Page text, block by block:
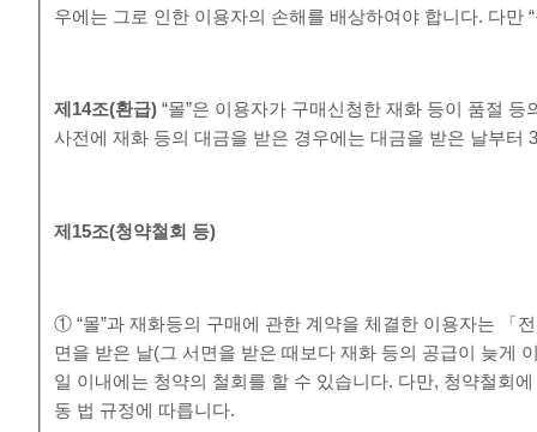
우에는 그로 인한 이용자의 손해를 배상하여야 합니다. 다만
제 14조(환급)“몰”은 이용자가 구매신청한 재화 등이 품절
사전에 재화 등의 대금을 받은 경우에는 대금을 받은 날부
제15조(청약철회 등)
① “몰”과 재화등의 구매에 관한 계약을 체결한 이용자는 「
면을 받은 날(그 서면을 받은 때보다 재화 등의 공급이 늦게
일 이내에는 청약의 철회를 할 수 있습니다. 다만, 청약철회
동 법 규정에 따릅니다.